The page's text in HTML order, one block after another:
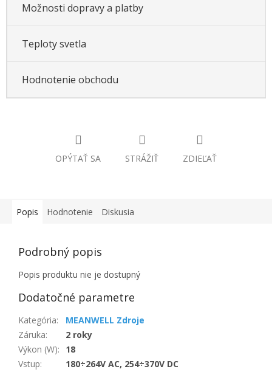
Možnosti dopravy a platby
Teploty svetla
Hodnotenie obchodu
OPÝTAŤ SA STRÁŽIŤ ZDIEĽAŤ
Popis Hodnotenie Diskusia
Podrobný popis
Popis produktu nie je dostupný
Dodatočné parametre
Kategória:
MEANWELL Zdroje
Záruka:
2 roky
Výkon (W):
18
Vstup:
180÷264V AC, 254÷370V DC